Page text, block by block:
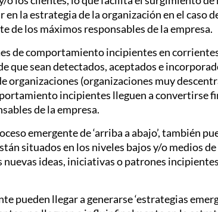
la estrategia de la organización en el caso
de los máximos responsables de la empresa.
de comportamiento incipientes en
que sean detectados, aceptados e
organizaciones (organizaciones muy
incipientes lleguen a convertirse
de la empresa.
emergente de ‘arriba a abajo’, también
situados en los niveles bajos y/o medios
ideas, iniciativas o patrones
pueden llegar a generarse ‘estrategias